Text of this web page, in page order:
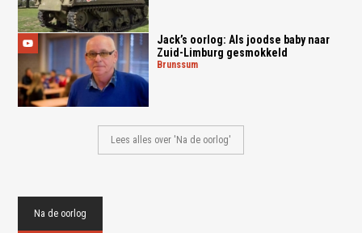
Jack’s oorlog: Als joodse baby naar
Zuid-Limburg gesmokkeld
brunssum
Lees alles over 'Na de oorlog'
Na de oorlog